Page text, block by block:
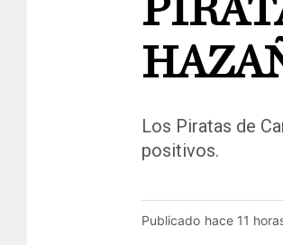
Los Piratas de
positivos.
Publicado hace 11